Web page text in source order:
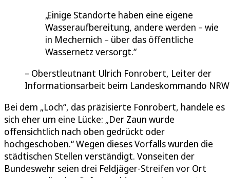
Einige Standorte haben eine eigene
Wasseraufbereitung, andere werden – wie
in Mechernich – über das öffentliche
Wassernetz versorgt.
Oberstleutnant Ulrich Fonrobert, Leiter der
Informationsarbeit beim Landeskommando NRW
Bei dem „Loch“, das präzisierte Fonrobert, handele es
sich eher um eine Lücke: „Der Zaun wurde
offensichtlich nach oben gedrückt oder
hochgeschoben.“ Wegen dieses Vorfalls wurden die
städtischen Stellen verständigt. Vonseiten der
Bundeswehr seien drei Feldjäger-Streifen vor Ort